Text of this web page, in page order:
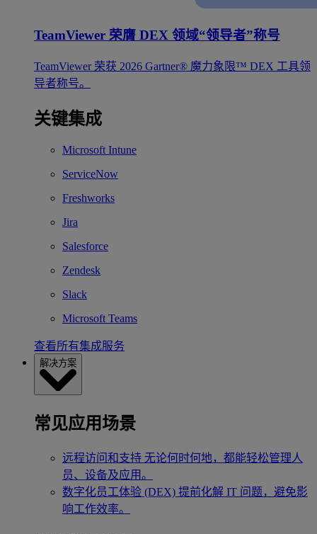
TeamViewer 荣膺 DEX 领域“领导者”称号
TeamViewer 荣获 2026 Gartner® 魔力象限™ DEX 工具领
导者称号。
关键集成
Microsoft Intune
ServiceNow
Freshworks
Jira
Salesforce
Zendesk
Slack
Microsoft Teams
查看所有集成服务
解决方案
常见应用场景
远程访问和支持 无论何时何地，都能轻松管理人
员、设备及应用。
数字化员工体验 (DEX) 提前化解 IT 问题，避免影
响工作效率。